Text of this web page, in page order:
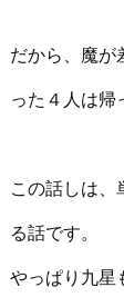
だから、魔が
った４人は帰
この話しは
る話です。
やっぱり九星